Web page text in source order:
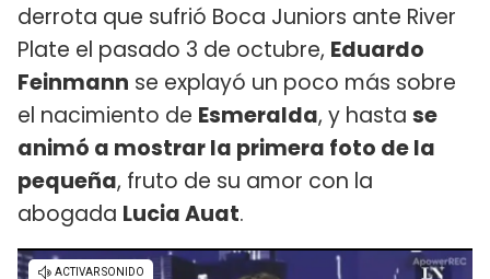
derrota que sufrió Boca Juniors ante River
Plate el pasado 3 de octubre, Eduardo
Feinmann se explayó un poco más sobre
el nacimiento de Esmeralda, y hasta se
animó a mostrar la primera foto de la
pequeña, fruto de su amor con la
abogada Lucia Auat.